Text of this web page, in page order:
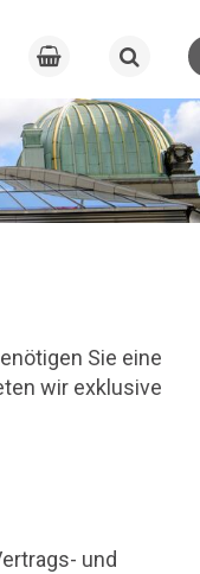
Sie eine
wir exklusive
und